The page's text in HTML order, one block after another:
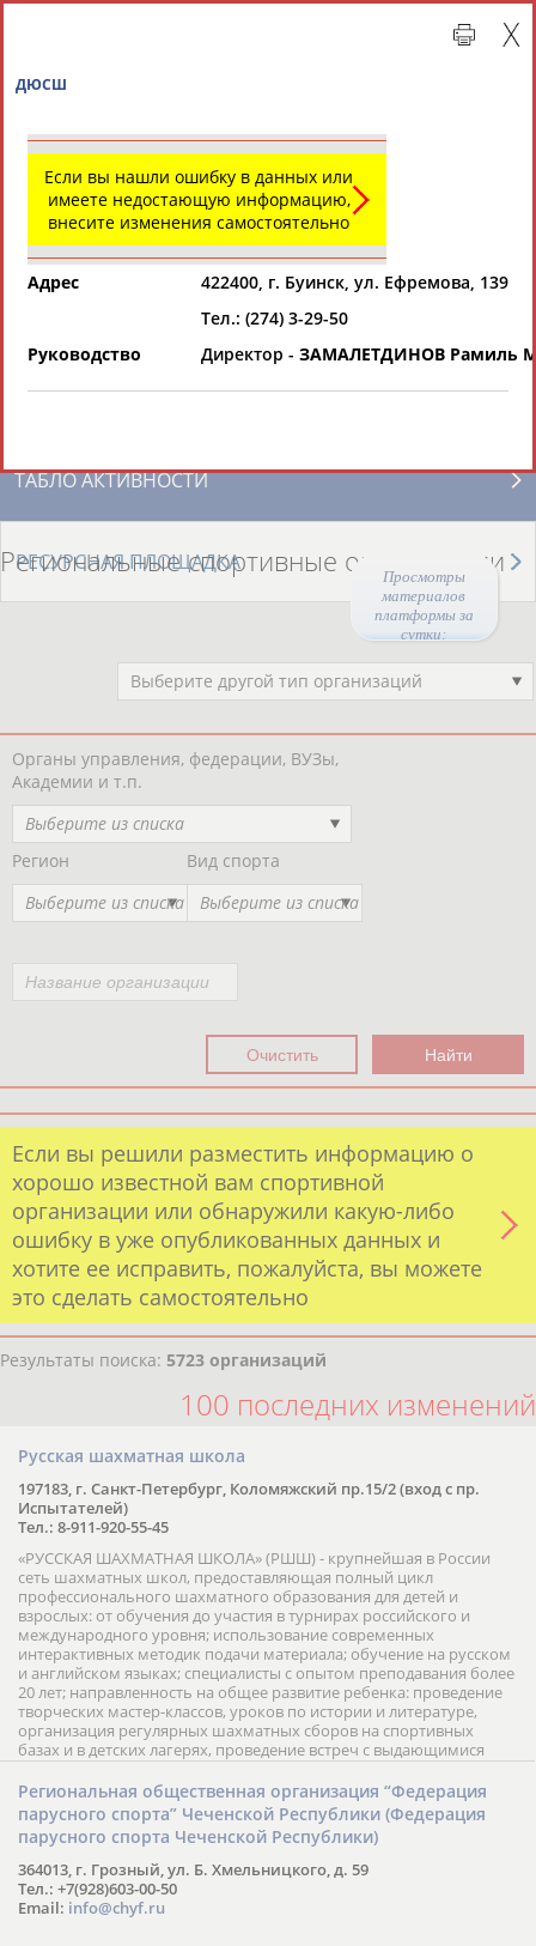
Просмотры
материалов
платформы за
сутки:
Региональные спортивные организации
СВОДНЫЕ ИНДЕКСЫ
ТАБЛО АКТИВНОСТИ
РЕСУРСНАЯ ПЛОЩАДКА
Региональные спортивные организации
Выберите другой тип организаций
Органы управления, федерации, ВУЗы,
Академии и т.п.
Выберите из списка
Регион
Выберите из списка
Вид спорта
Выберите из списка
Если вы решили разместить информацию о
хорошо известной вам спортивной
организации или обнаружили какую-либо
ошибку в уже опубликованных данных и
хотите ее исправить, пожалуйста, вы можете
это сделать самостоятельно
Результаты поиска: 5723 организаций
100 последних изменений
Русская шахматная школа
197183, г. Санкт-Петербург, Коломяжский пр.15/2 (вход с пр.
Испытателей)
Тел.: 8-911-920-55-45
«РУССКАЯ ШАХМАТНАЯ ШКОЛА» (РШШ) - крупнейшая в России
сеть шахматных школ, предоставляющая полный цикл
профессионального шахматного образования для детей и
взрослых: от обучения до участия в турнирах российского и
международного уровня; использование современных
интерактивных методик подачи материала; обучение на русском
и английском языках; специалисты с опытом преподавания более
20 лет; направленность на общее развитие ребенка: проведение
творческих мастер-классов, уроков по истории и литературе,
организация регулярных шахматных сборов на спортивных
базах и в детских лагерях, проведение встреч с выдающимися
шахматистами; корпоративное обучение; онлайн обучение в
форме вебинаров и индивидуальных занятий, круглые столы
российских и международных тренеров, организация фестивалей;
онлайн трансляция мероприятий и турниров.
Региональная общественная организация “Федерация
парусного спорта” Чеченской Республики (Федерация
парусного спорта Чеченской Республики)
364013, г. Грозный, ул. Б. Хмельницкого, д. 59
Тел.: +7(928)603-00-50
Email: info@chyf.ru
Если вы нашли ошибку в данных или
имеете недостающую информацию,
внесите изменения самостоятельно
Адрес
422400, г. Буинск, ул. Ефремова, 139
Тел.: (274) 3-29-50
Руководство
Директор - ЗАМАЛЕТДИНОВ Рамиль